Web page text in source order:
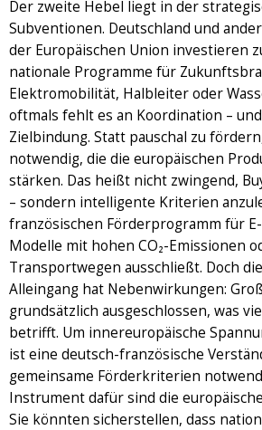
Der zweite Hebel liegt in der
Subventionen. Deutschland und
der Europäischen Union investieren
nationale Programme für
Elektromobilität, Halbleiter oder
oftmals fehlt es an Koordination –
Zielbindung. Statt pauschal zu
notwendig, die die europäischen
stärken. Das heißt nicht zwingend,
– sondern intelligente Kriterien
französischen Förderprogramm für
Modelle mit hohen CO₂-Emissionen
Transportwegen ausschließt. Doch
Alleingang hat Nebenwirkungen:
grundsätzlich ausgeschlossen, was
betrifft. Um innereuropäische
ist eine deutsch-französische
gemeinsame Förderkriterien
Instrument dafür sind die
Sie könnten sicherstellen, dass